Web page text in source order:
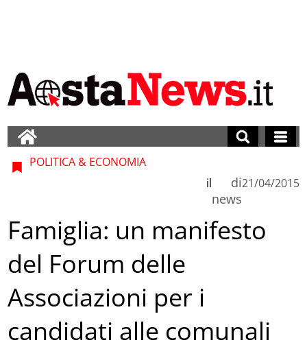
POLITICA & ECONOMIA
di
news
il 21/04/2015
Famiglia: un manifesto
del Forum delle
Associazioni per i
candidati alle comunali